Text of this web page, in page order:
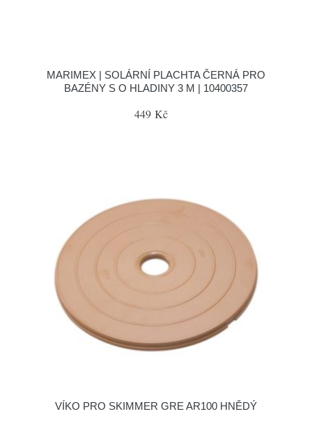
MARIMEX | SOLÁRNÍ PLACHTA ČERNÁ PRO
BAZÉNY S O HLADINY 3 M | 10400357
449 Kč
VÍKO PRO SKIMMER GRE AR100 HNĚDÝ